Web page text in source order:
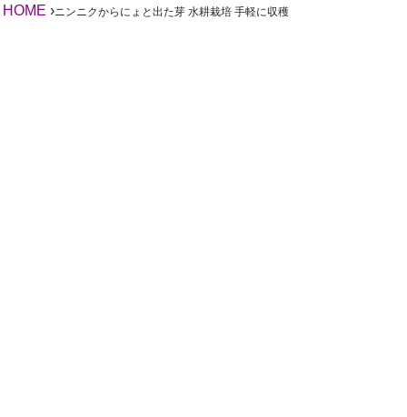
HOME ›ニンニクからにょと出た芽 水耕栽培 手軽に収穫